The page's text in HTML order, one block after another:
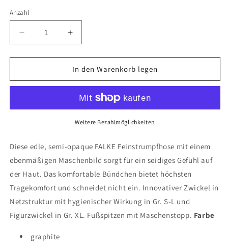
Anzahl
Verringere
die
Menge
FALKE
DEN
Erhöhe
die
Menge
für
FALKE
Seidenglatt
DEN
Damen
In den Warenkorb legen
Weitere Bezahlmöglichkeiten
Diese edle, semi-opaque FALKE Feinstrumpfhose mit einem
ebenmäßigen Maschenbild sorgt für ein seidiges Gefühl auf
der Haut. Das komfortable Bündchen bietet höchsten
Tragekomfort und schneidet nicht ein. Innovativer Zwickel in
Netzstruktur mit hygienischer Wirkung in Gr. S-L und
Figurzwickel in Gr. XL. Fußspitzen mit Maschenstopp. Farbe
graphite